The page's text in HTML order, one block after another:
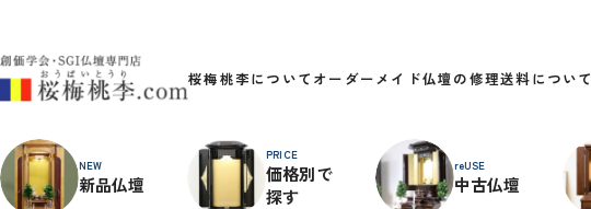
桜梅桃李について オーダーメイド仏壇の修理送料について
NEW
新品仏壇
PRICE
価格別で
探す
reUSE
中古仏壇